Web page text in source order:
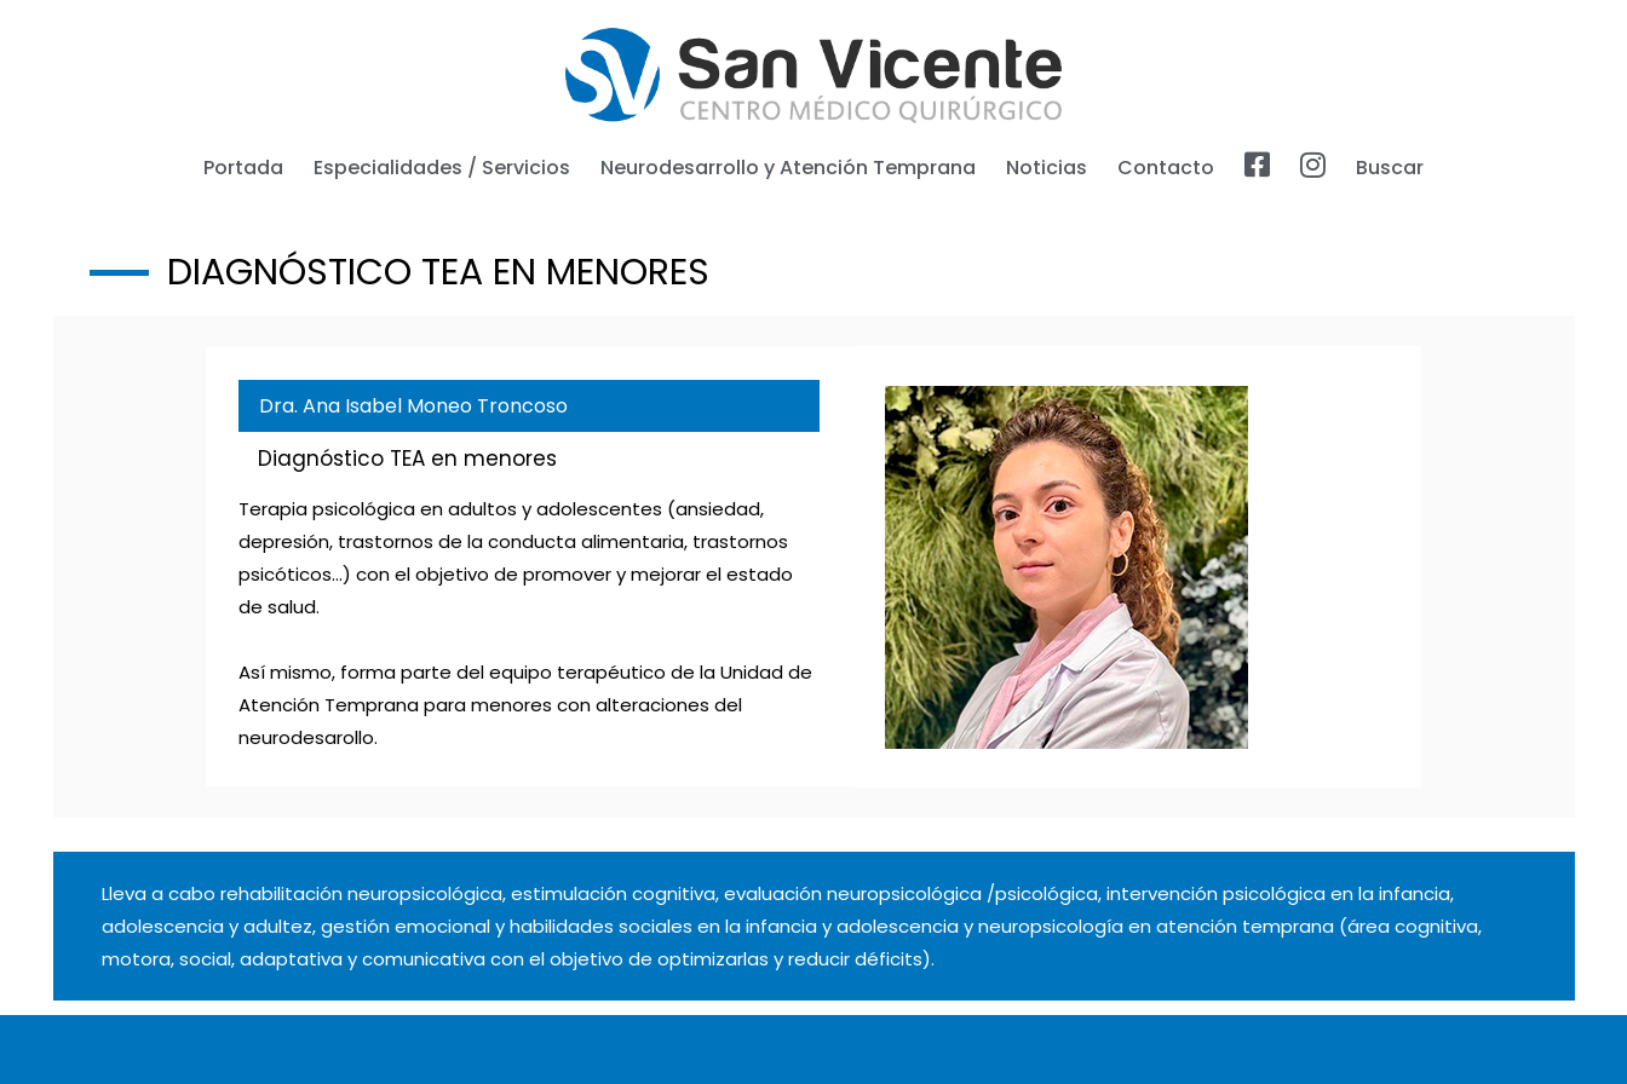
Portada Especialidades / Servicios Neurodesarrollo y Atención Temprana Noticias Contacto FacebookInstagram
Buscar
DIAGNÓSTICO TEA EN MENORES
Dra. Ana Isabel Moneo Troncoso
Diagnóstico TEA en menores
Terapia psicológica en adultos y adolescentes (ansiedad,
depresión, trastornos de la conducta alimentaria, trastornos
psicóticos…) con el objetivo de promover y mejorar el estado
de salud.
Así mismo, forma parte del equipo terapéutico de la Unidad de
Atención Temprana para menores con alteraciones del
neurodesarollo.
Lleva a cabo rehabilitación neuropsicológica, estimulación cognitiva, evaluación neuropsicológica /psicológica, intervención psicológica en la infancia,
adolescencia y adultez, gestión emocional y habilidades sociales en la infancia y adolescencia y neuropsicología en atención temprana (área cognitiva,
motora, social, adaptativa y comunicativa con el objetivo de optimizarlas y reducir déficits).